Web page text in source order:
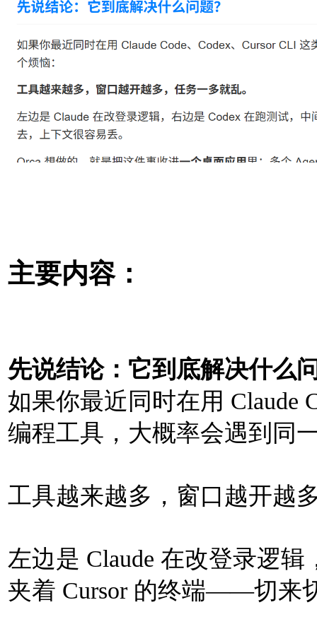
主要内容：
先说结论：它到底解决什么
如果你最近同时在用 Claude
编程工具，大概率会遇到同
工具越来越多，窗口越开越
左边是 Claude 在改登录逻
夹着 Cursor 的终端——切来